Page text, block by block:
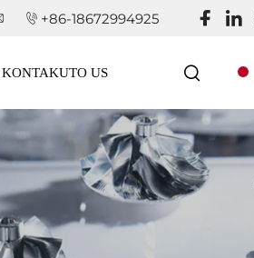
+86-18672994925
KONTAKUTO US